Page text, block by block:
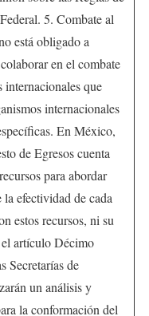
5. Combate al
está obligado a
en el combate
que
internacionales
En México,
de Egresos cuenta
para abordar
efectividad de cada
estos recursos, ni su
artículo Décimo
Secretarías de
un análisis y
la conformación del